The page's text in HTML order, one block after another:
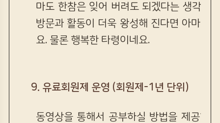
마도 한참은 잊어 버려도 되겠다는 생각을
방문과 활동이 더욱 왕성해 진다면 아마도
요. 물론 행복한 타령이네요.
9. 유료회원제 운영 (회원제-1년 단위)
동영상을 통해서 공부하실 방법을 제공해